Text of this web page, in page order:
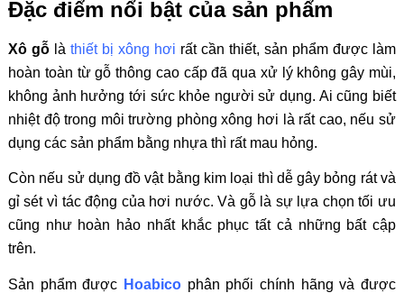
Đặc điểm nổi bật của sản phẩm
Xô gỗlà thiết bị xông hơi rất cần thiết, sản phẩm được làm
hoàn toàn từ gỗ thông cao cấp đã qua xử lý không gây mùi,
không ảnh hưởng tới sức khỏe người sử dụng. Ai cũng biết
nhiệt độ trong môi trường phòng xông hơi là rất cao, nếu sử
dụng các sản phẩm bằng nhựa thì rất mau hỏng.
Còn nếu sử dụng đồ vật bằng kim loại thì dễ gây bỏng rát và
gỉ sét vì tác động của hơi nước. Và gỗ là sự lựa chọn tối ưu
cũng như hoàn hảo nhất khắc phục tất cả những bất cập
trên.
Sản phẩm được Hoabicophân phối chính hãng và được